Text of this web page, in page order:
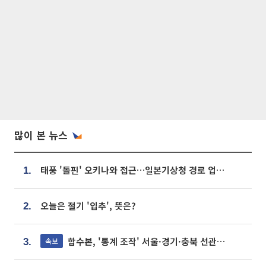
많이 본 뉴스
1. 태풍 '돌핀' 오키나와 접근…일본기상청 경로 업데이트
2. 오늘은 절기 '입추', 뜻은?
3. 속보 합수본, '통계 조작' 서울·경기·충북 선관위 등 추가 압수수색